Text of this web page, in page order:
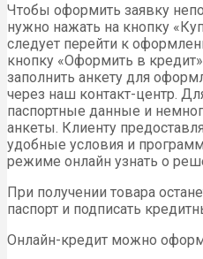
Чтобы оформить заявку
нужно нажать на кнопку
следует перейти к
кнопку «Оформить в
заполнить анкету для
через наш контакт-центр.
паспортные данные и
анкеты. Клиенту
удобные условия и
режиме онлайн узнать о
При получении товара
паспорт и подписать
Онлайн-кредит можно